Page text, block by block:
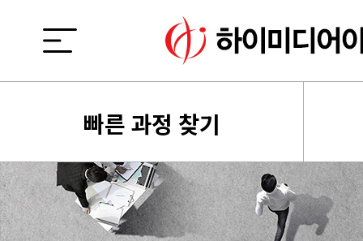
빠른 과정 찾기